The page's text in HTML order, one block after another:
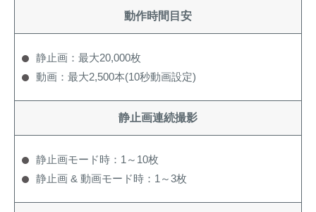
動作時間目安
静止画：最大20,000枚
動画：最大2,500本(10秒動画設定)
静止画連続撮影
静止画モード時：1～10枚
静止画 & 動画モード時：1～3枚